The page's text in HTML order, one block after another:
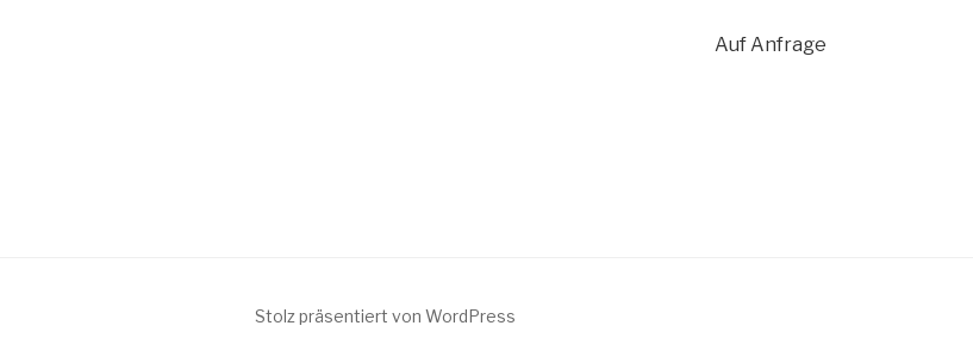
Auf Anfrage
Stolz präsentiert von WordPress